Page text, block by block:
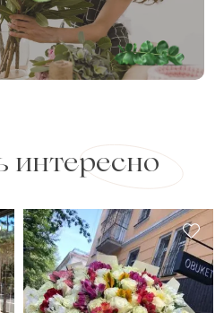
интересно